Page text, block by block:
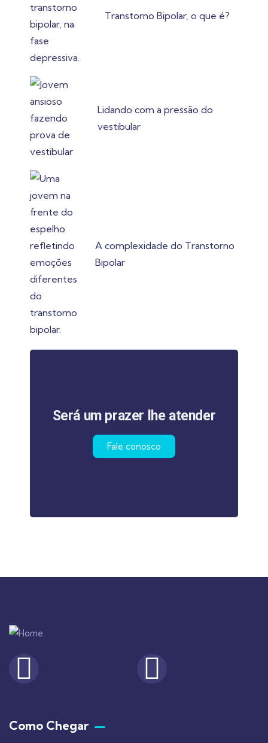
Transtorno Bipolar, o que é?
Lidando com a pressão do
vestibular
A complexidade do Transtorno
Bipolar
Será um prazer lhe atender
Fale conosco
Como Chegar